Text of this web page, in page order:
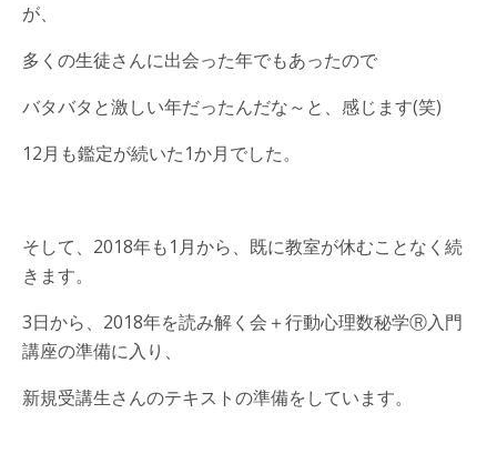
が、
多くの生徒さんに出会った年でもあったので
バタバタと激しい年だったんだな～と、感じます(笑)
12月も鑑定が続いた1か月でした。
そして、2018年も1月から、既に教室が休むことなく続
きます。
3日から、2018年を読み解く会＋行動心理数秘学Ⓡ入門
講座の準備に入り、
新規受講生さんのテキストの準備をしています。